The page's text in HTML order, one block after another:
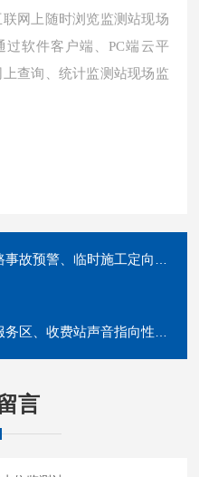
网上随时浏览监测站现场
软件客户端、PC端云平
查询、统计监测站现场监
警、临时施工定向强声警示音箱
、收费站声音指向性广播音箱
言